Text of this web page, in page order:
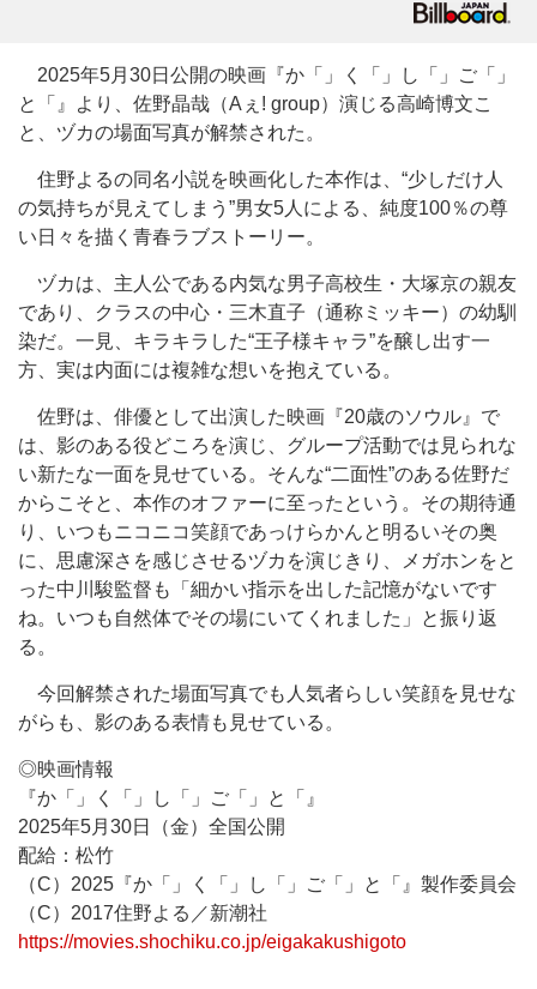
2025年5月30日公開の映画『か「」く「」し「」ご「」
と「』より、佐野晶哉（Aぇ! group）演じる高崎博文こ
と、ヅカの場面写真が解禁された。
住野よるの同名小説を映画化した本作は、“少しだけ人
の気持ちが見えてしまう”男女5人による、純度100％の尊
い日々を描く青春ラブストーリー。
ヅカは、主人公である内気な男子高校生・大塚京の親友
であり、クラスの中心・三木直子（通称ミッキー）の幼馴
染だ。一見、キラキラした“王子様キャラ”を醸し出す一
方、実は内面には複雑な想いを抱えている。
佐野は、俳優として出演した映画『20歳のソウル』で
は、影のある役どころを演じ、グループ活動では見られな
い新たな一面を見せている。そんな“二面性”のある佐野だ
からこそと、本作のオファーに至ったという。その期待通
り、いつもニコニコ笑顔であっけらかんと明るいその奥
に、思慮深さを感じさせるヅカを演じきり、メガホンをと
った中川駿監督も「細かい指示を出した記憶がないです
ね。いつも自然体でその場にいてくれました」と振り返
る。
今回解禁された場面写真でも人気者らしい笑顔を見せな
がらも、影のある表情も見せている。
◎映画情報
『か「」く「」し「」ご「」と「』
2025年5月30日（金）全国公開
配給：松竹
（C）2025『か「」く「」し「」ご「」と「』製作委員会
（C）2017住野よる／新潮社
https://movies.shochiku.co.jp/eigakakushigoto